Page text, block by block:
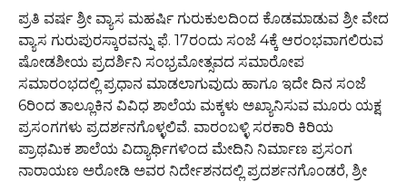
ಪ್ರತಿ ವರ್ಷ ಶ್ರೀ ವ್ಯಾಸ ಮಹರ್ಷಿ ಗುರುಕುಲದಿಂದ ಕೊಡಮಾಡುವ ಶ್ರೀ ವೇದ
ವ್ಯಾಸ ಗುರುಪುರಸ್ಕಾರವನ್ನು ಫೆ. 17ರಂದು ಸಂಜೆ 4ಕ್ಕೆ ಆರಂಭವಾಗಲಿರುವ
ಷೋಡಶೀಯ ಪ್ರದರ್ಶಿನಿ ಸಂಭ್ರಮೋತ್ಸವದ ಸಮಾರೋಪ
ಸಮಾರಂಭದಲ್ಲಿ ಪ್ರಧಾನ ಮಾಡಲಾಗುವುದು ಹಾಗೂ ಇದೇ ದಿನ ಸಂಜೆ
6ರಿಂದ ತಾಲ್ಲೂಕಿನ ವಿವಿಧ ಶಾಲೆಯ ಮಕ್ಕಳು ಅಖ್ಯಾನಿಸುವ ಮೂರು ಯಕ್ಷ
ಪ್ರಸಂಗಗಳು ಪ್ರದರ್ಶನಗೊಳ್ಳಲಿವೆ. ವಾರಂಬಳ್ಳಿ ಸರಕಾರಿ ಕಿರಿಯ
ಪ್ರಾಥಮಿಕ ಶಾಲೆಯ ವಿದ್ಯಾರ್ಥಿಗಳಿಂದ ಮೇದಿನಿ ನಿರ್ಮಾಣ ಪ್ರಸಂಗ
ನಾರಾಯಣ ಅರೋಡಿ ಅವರ ನಿರ್ದೇಶನದಲ್ಲಿ ಪ್ರದರ್ಶನಗೊಂಡರೆ, ಶ್ರೀ